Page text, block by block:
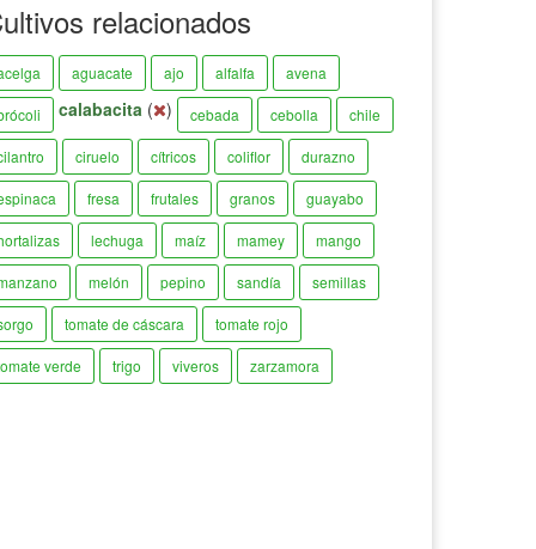
relacionados
aguacate ajo alfalfa avena
calabacita ( ) cebada cebolla chile
ciruelo cítricos coliflor durazno
fresa frutales granos guayabo
lechuga maíz mamey mango
melón pepino sandía semillas
tomate de cáscara tomate rojo
verde trigo viveros zarzamora